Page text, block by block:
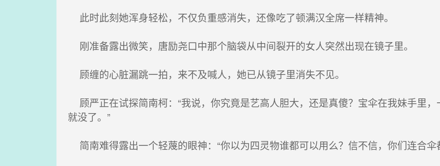
此时此刻她浑身轻松，不仅负重感消失，还像吃了顿满汉全席一样精神。
刚准备露出微笑，唐励尧口中那个脑袋从中间裂开的女人突然出现在镜子里。
顾缠的心脏漏跳一拍，来不及喊人，她已从镜子里消失不见。
顾严正在试探简南柯：“我说，你究竟是艺高人胆大，还是真傻？宝伞在我妹手里
就没了。”
简南难得露出一个轻蔑的眼神：“你以为四灵物谁都可以用么？信不信，你们连合伞